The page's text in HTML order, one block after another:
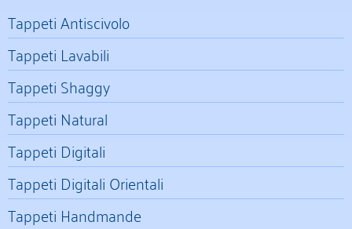
Tappeti Antiscivolo
Tappeti Lavabili
Tappeti Shaggy
Tappeti Natural
Tappeti Digitali
Tappeti Digitali Orientali
Tappeti Handmande